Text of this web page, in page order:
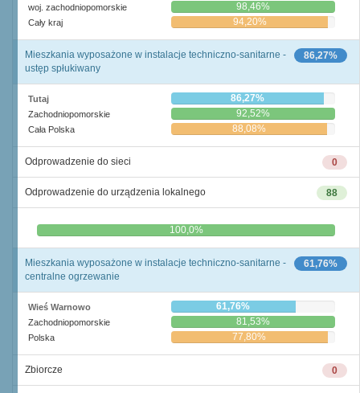
woj. zachodniopomorskie 98,46%
Cały kraj 94,20%
86,27%
Mieszkania wyposażone w instalacje techniczno-sanitarne -
ustęp spłukiwany
Tutaj 86,27%
Zachodniopomorskie 92,52%
Cała Polska 88,08%
0
Odprowadzenie do sieci
88
Odprowadzenie do urządzenia lokalnego
0,0% 100,0%
61,76%
Mieszkania wyposażone w instalacje techniczno-sanitarne -
centralne ogrzewanie
Wieś Warnowo 61,76%
Zachodniopomorskie 81,53%
Polska 77,80%
0
Zbiorcze